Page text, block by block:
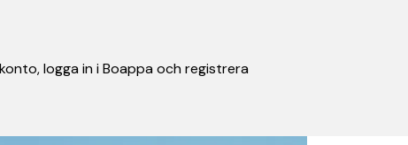
logga in i Boappa och registrera